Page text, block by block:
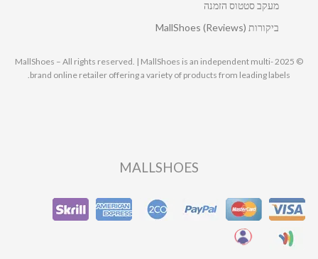
מעקב סטטוס הזמנה
ביקורות MallShoes (Reviews)
© 2025 MallShoes – All rights reserved. | MallShoes is an independent multi-
brand online retailer offering a variety of products from leading labels.
MALLSHOES